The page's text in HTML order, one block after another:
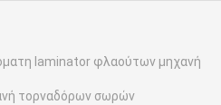
laminator φλαούτων μηχανή
τορναδόρων σωρών